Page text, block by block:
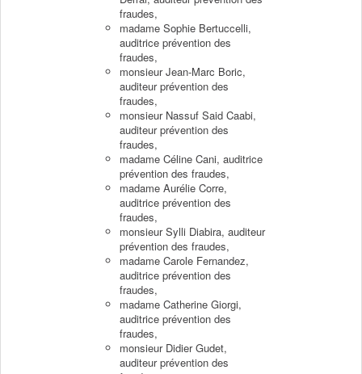
fraudes,
madame Sophie Bertuccelli,
auditrice prévention des
fraudes,
monsieur Jean-Marc Boric,
auditeur prévention des
fraudes,
monsieur Nassuf Said Caabi,
auditeur prévention des
fraudes,
madame Céline Cani, auditrice
prévention des fraudes,
madame Aurélie Corre,
auditrice prévention des
fraudes,
monsieur Sylli Diabira, auditeur
prévention des fraudes,
madame Carole Fernandez,
auditrice prévention des
fraudes,
madame Catherine Giorgi,
auditrice prévention des
fraudes,
monsieur Didier Gudet,
auditeur prévention des